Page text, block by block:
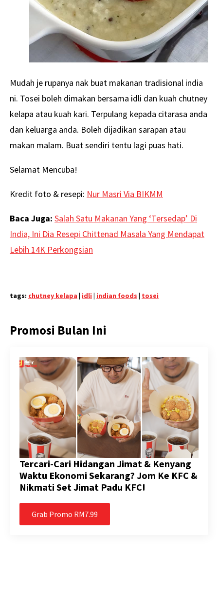
Mudah je rupanya nak buat makanan tradisional india
ni. Tosei boleh dimakan bersama idli dan kuah chutney
kelapa atau kuah kari. Terpulang kepada citarasa anda
dan keluarga anda. Boleh dijadikan sarapan atau
makan malam. Buat sendiri tentu lagi puas hati.
Selamat Mencuba!
Kredit foto & resepi: Nur Masri Via BIKMM
Baca Juga: Salah Satu Makanan Yang ‘Tersedap’ Di
India, Ini Dia Resepi Chittenad Masala Yang Mendapat
Lebih 14K Perkongsian
tags: chutney kelapa | idli | indian foods | tosei
Promosi Bulan Ini
Tercari-Cari Hidangan Jimat & Kenyang
Waktu Ekonomi Sekarang? Jom Ke KFC &
Nikmati Set Jimat Padu KFC!
Grab Promo RM7.99